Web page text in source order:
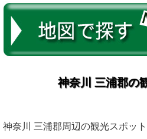
神奈川 三浦郡の
神奈川 三浦郡周辺の観光スポッ